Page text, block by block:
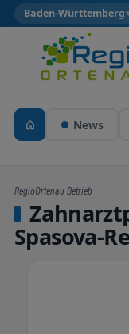
Baden-Württemberg
News
RegioOrtenau Betrieb
Spasova-